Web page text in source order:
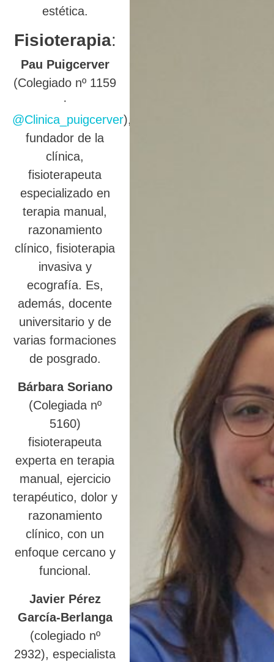
estética.
Fisioterapia:
Pau Puigcerver
(Colegiado nº 1159
·
@Clinica_puigcerver),
fundador de la
clínica,
fisioterapeuta
especializado en
terapia manual,
razonamiento
clínico, fisioterapia
invasiva y
ecografía. Es,
además, docente
universitario y de
varias formaciones
de posgrado.
Bárbara Soriano
(Colegiada nº
5160)
fisioterapeuta
experta en terapia
manual, ejercicio
terapéutico, dolor y
razonamiento
clínico, con un
enfoque cercano y
funcional.
Javier Pérez
García-Berlanga
(colegiado nº
2932), especialista